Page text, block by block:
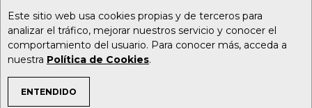
Este sitio web usa cookies propias y de terceros para
analizar el tráfico, mejorar nuestros servicio y conocer el
comportamiento del usuario. Para conocer más, acceda a
nuestra Política de Cookies.
ENTENDIDO
TEMAS DE INTERÉS